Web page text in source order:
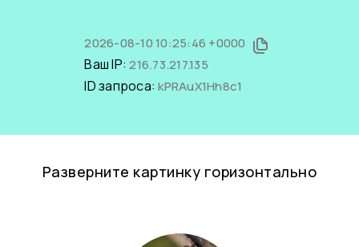
2026-08-10 10:25:46 +0000
Ваш IP:216.73.217.135
ID запроса:kPRAuX1Hh8c1
Разверните картинку горизонтально